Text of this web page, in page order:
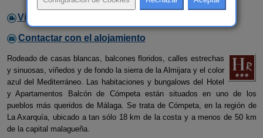
Video
Contactar con el alojamiento
Rodeado de casas blancas, balcones floridos, calles estrechas
y sinuosas, viñedos y de fondo la sierra de la Almijara y el color
azul del Mediterráneo. Las habitaciones y bungalows del Hotel
y Apartamentos Balcón de Cómpeta están situados en uno de los
pueblos más queridos de Málaga. Se trata de Cómpeta, en la región de
La Axarquía, ubicado a tan sólo 18 km de la costa y a menos de 50 km
de la capital malagueña.